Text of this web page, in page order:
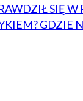
SIĘ
GDZIE